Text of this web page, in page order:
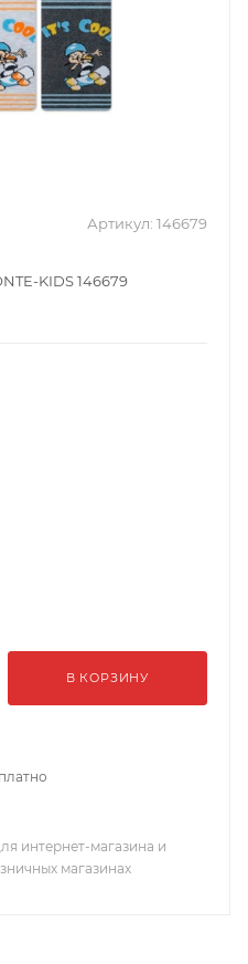
Артикул: 146679
KIDS 146679
В КОРЗИНУ
интернет-магазина и
магазинах